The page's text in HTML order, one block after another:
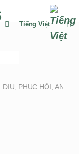
Tiếng Việt
DỊU, PHỤC HỒI, AN